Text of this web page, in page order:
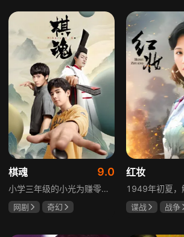
棋魂 9.0
小学三年级的小光为赚零用钱到爷爷家寻宝，偶然翻出旧棋盘，接触棋盘的一瞬间，附身棋盘中的棋士褚嬴的灵魂进入了小光体内。后来小光在学校围棋会所结识少年天才小亮，为测试褚嬴实力，小光贸然与小亮对弈并小胜，他误以为褚嬴棋力平平，小亮却大受打击。数日后小亮再次挑战，再次惨败在褚嬴手下，二人从此成了相爱相杀的棋坛宿敌。在褚嬴指导下，小光进步神速，逐渐对围棋产生兴趣，最终在全国大赛与小亮激战中，褚嬴下出绝妙一局，小光却看出更高一着，终于在自己努力、褚嬴帮助和与小亮的磨练中，独立对弈，燃起真正的棋魂。
网剧
奇幻
红妆
谍战
战争